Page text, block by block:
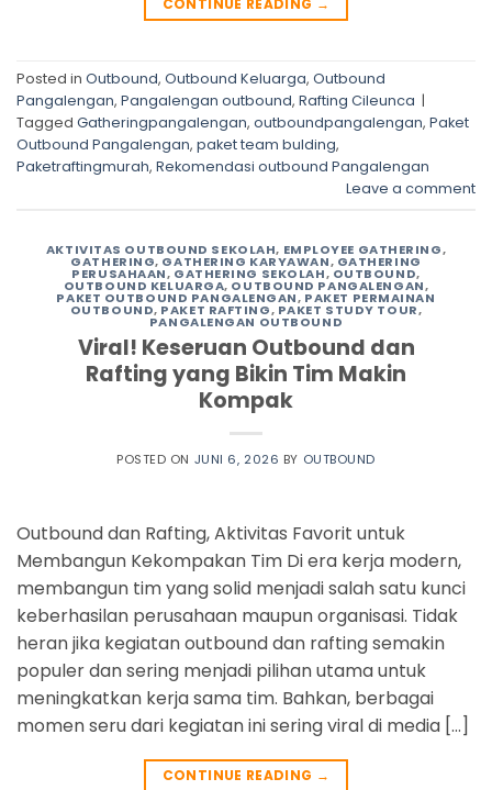
CONTINUE READING →
Posted in Outbound, Outbound Keluarga, Outbound
Pangalengan, Pangalengan outbound, Rafting Cileunca |
Tagged Gatheringpangalengan, outboundpangalengan, Paket
Outbound Pangalengan, paket team bulding,
Paketraftingmurah, Rekomendasi outbound Pangalengan
Leave a comment
AKTIVITAS OUTBOUND SEKOLAH, EMPLOYEE GATHERING,
GATHERING, GATHERING KARYAWAN, GATHERING
PERUSAHAAN, GATHERING SEKOLAH, OUTBOUND,
OUTBOUND KELUARGA, OUTBOUND PANGALENGAN,
PAKET OUTBOUND PANGALENGAN, PAKET PERMAINAN
OUTBOUND, PAKET RAFTING, PAKET STUDY TOUR,
PANGALENGAN OUTBOUND
Viral! Keseruan Outbound dan
Rafting yang Bikin Tim Makin
Kompak
POSTED ON JUNI 6, 2026 BY OUTBOUND
Outbound dan Rafting, Aktivitas Favorit untuk
Membangun Kekompakan Tim Di era kerja modern,
membangun tim yang solid menjadi salah satu kunci
keberhasilan perusahaan maupun organisasi. Tidak
heran jika kegiatan outbound dan rafting semakin
populer dan sering menjadi pilihan utama untuk
meningkatkan kerja sama tim. Bahkan, berbagai
momen seru dari kegiatan ini sering viral di media […]
CONTINUE READING →